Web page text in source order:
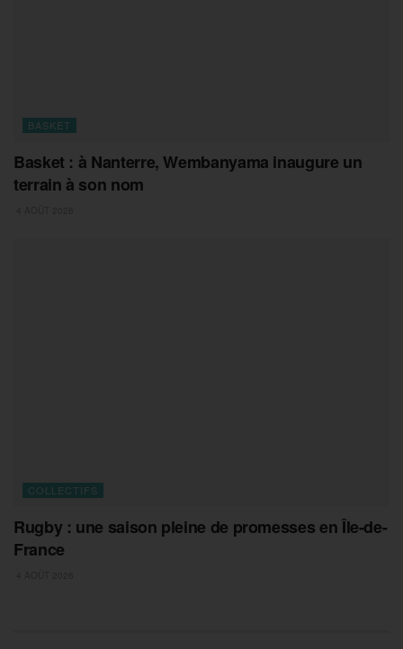
BASKET
Basket : à Nanterre, Wembanyama inaugure un
terrain à son nom
COLLECTIFS
Rugby : une saison pleine de promesses en Île-de-
France